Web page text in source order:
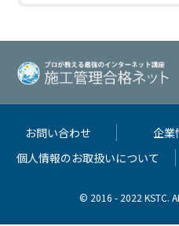
お問い合わせ 企業
個人情報のお取扱いについて
© 2016 - 2022 KSTC.